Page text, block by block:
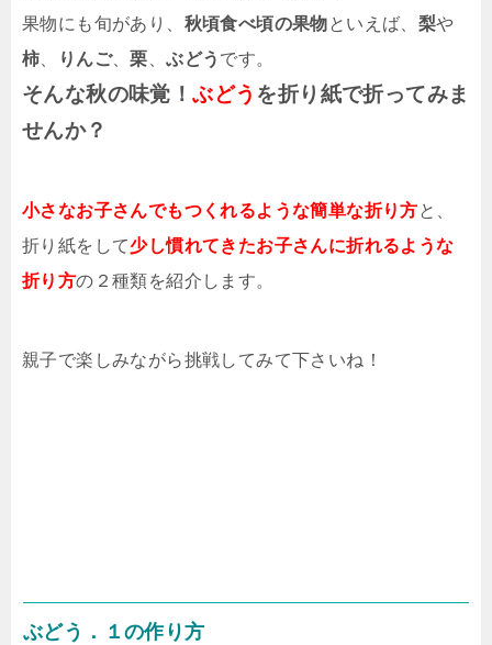
果物にも旬があり、 秋頃食べ頃の果物といえば、 梨や
柿
りんご、栗 、ぶどう です。
そんな秋の味覚！ぶどう を折り紙で折ってみま
せんか？
小さなお子さんでもつくれるような簡単な折り方と、
折り紙をして少し慣れてきたお子さんに折れるような
折り方の２種類を紹介します。
親子で楽しみながら挑戦してみて下さいね！
ぶどう．１の作り方